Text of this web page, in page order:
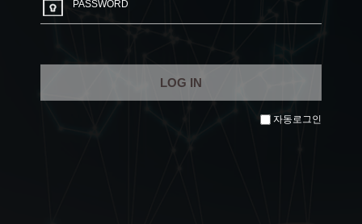
자동로그인